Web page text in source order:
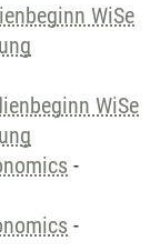
WiSe
WiSe
-
-